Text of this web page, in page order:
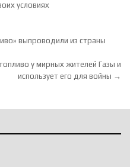
условиях
выпроводили из страны
у мирных жителей Газы и
использует его для войны →